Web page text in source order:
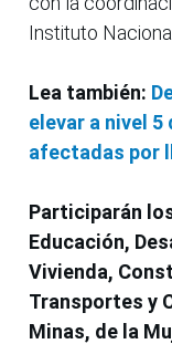
Instituto
Lea también:
elevar a nivel 5
afectadas por
Participarán
Educación,
Vivienda,
Transportes y
Minas, de la